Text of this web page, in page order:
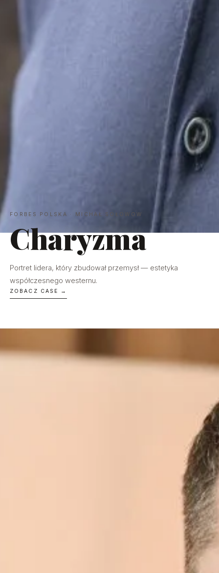
FORBES POLSKA · MICHAŁ SOŁOWOW
Charyzma
Portret lidera, który zbudował przemysł — estetyka
współczesnego westernu.
ZOBACZ CASE →